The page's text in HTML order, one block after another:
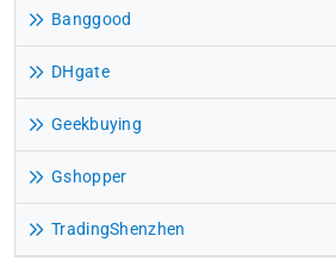
Banggood
DHgate
Geekbuying
Gshopper
TradingShenzhen